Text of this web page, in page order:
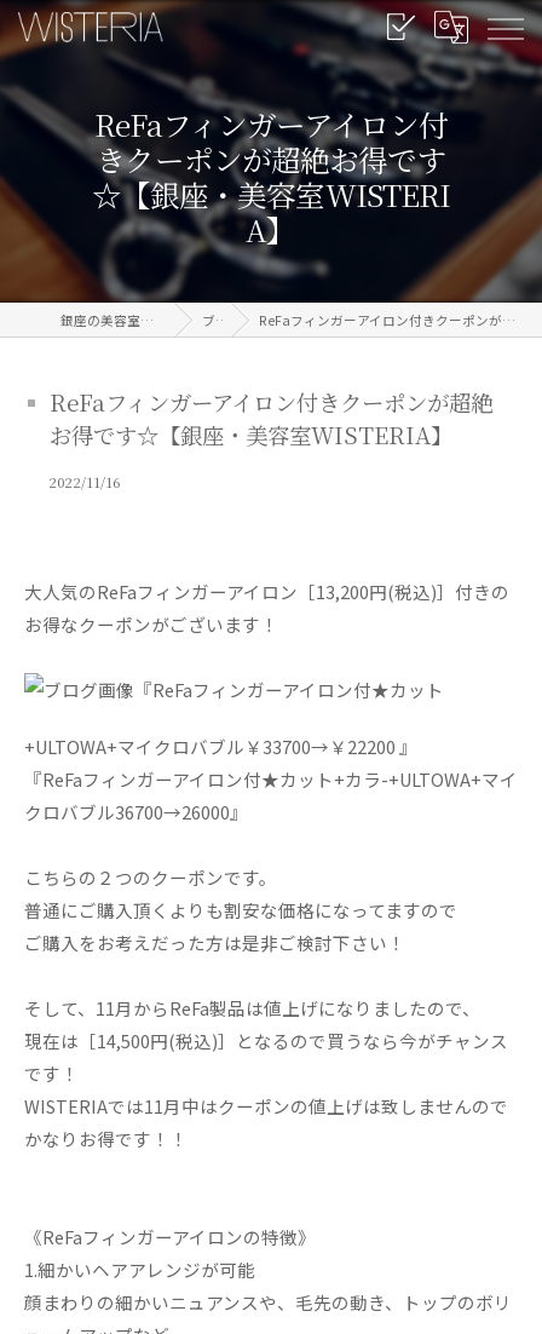
ReFaフィンガーアイロン付
きクーポンが超絶お得です
☆【銀座・美容室WISTERI
A】
銀座の美容室なら信頼のWISTERIA ブログ ReFaフィンガーアイロン付きクーポンが超絶お得です☆【銀座・美容室WISTERIA】
ReFaフィンガーアイロン付きクーポンが超絶
お得です☆【銀座・美容室WISTERIA】
2022/11/16
大人気のReFaフィンガーアイロン［13,200円(税込)］付きの
お得なクーポンがございます！
『ReFaフィンガーアイロン付★カット
+ULTOWA+マイクロバブル￥33700→￥22200 』
『ReFaフィンガーアイロン付★カット+カラ-+ULTOWA+マイ
クロバブル36700→26000』
こちらの２つのクーポンです。
普通にご購入頂くよりも割安な価格になってますので
ご購入をお考えだった方は是非ご検討下さい！
そして、11月からReFa製品は値上げになりましたので、
現在は［14,500円(税込)］となるので買うなら今がチャンス
です！
WISTERIAでは11月中はクーポンの値上げは致しませんので
かなりお得です！！
《ReFaフィンガーアイロンの特徴》
1.細かいヘアアレンジが可能
顔まわりの細かいニュアンスや、毛先の動き、トップのボリ